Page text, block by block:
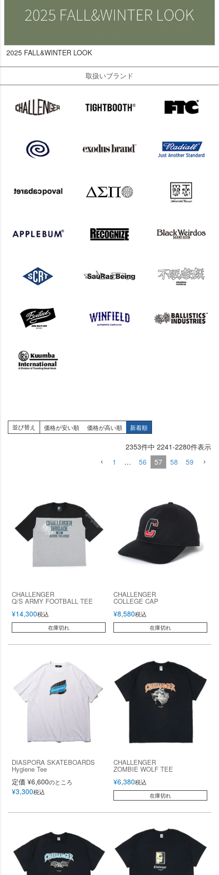
2025 FALL&WINTER LOOK
取扱いブランド
並び替え 価格が安い順 価格が高い順 新着順
2353件中 2241-2280件表示
1
… 56 57 58 59
CHALLENGER
Q/S ARMY FOOTBALL TEE
¥14,300税込
在庫切れ
CHALLENGER
COLLEGE CAP
¥8,580税込
在庫切れ
DIASPORA SKATEBOARDS
Hygiene Tee
定価 ¥6,600のところ
¥3,300税込
CHALLENGER
ZOMBIE WOLF TEE
¥6,380税込
在庫切れ